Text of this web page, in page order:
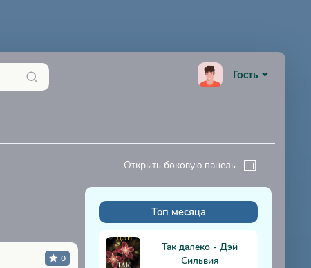
Гость
0
Открыть боковую панель
Топ месяца
Так далеко - Дэй
Сильвия